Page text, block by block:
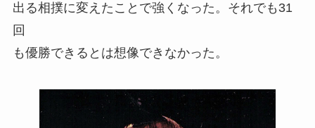
出る相撲に変えたことで強くなった。それでも31
回
も優勝できるとは想像できなかった。